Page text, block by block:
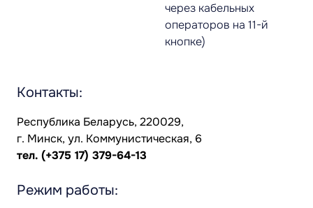
через кабельных
операторов на 11-й
кнопке)
Контакты:
Республика Беларусь, 220029,
г. Минск, ул. Коммунистическая, 6
тел. (+375 17) 379-64-13
Режим работы: